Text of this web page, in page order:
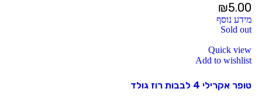
₪5.00
מידע נוסף
Sold out
Quick view
Add to wishlist
טופר אקרילי 4 לבבות רוז גולד